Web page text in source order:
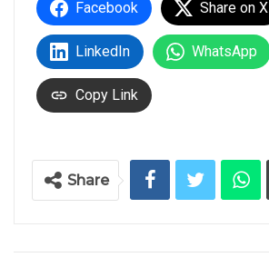
Facebook Share on X
LinkedIn WhatsApp
Copy Link
Share